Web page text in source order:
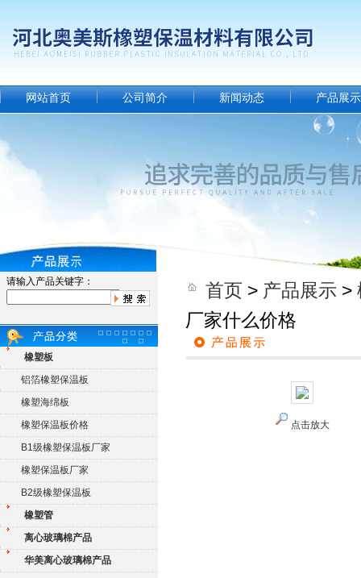
网站首页 公司简介 新闻动态 产品展示
请输入产品关键字：
橡塑板
铝箔橡塑保温板
橡塑海绵板
橡塑保温板价格
B1级橡塑保温板厂家
橡塑保温板厂家
B2级橡塑保温板
橡塑管
离心玻璃棉产品
华美离心玻璃棉产品
首页 > 产品展示 >
厂家什么价格
点击放大